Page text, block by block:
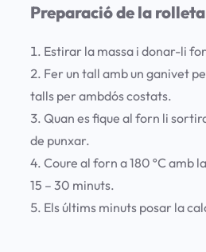
Preparació de la rolleta
Estirar la massa i donar-li
Fer un tall amb un ganivet
talls per ambdós costats.
Quan es fique al forn li
de punxar.
Coure al forn a 180 ºC amb
15 – 30 minuts.
Els últims minuts posar la